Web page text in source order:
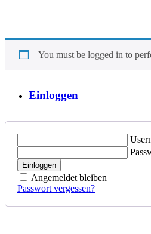
You must be logged in to
Einloggen
Einloggen
Angemeldet bleiben
Passwort vergessen?